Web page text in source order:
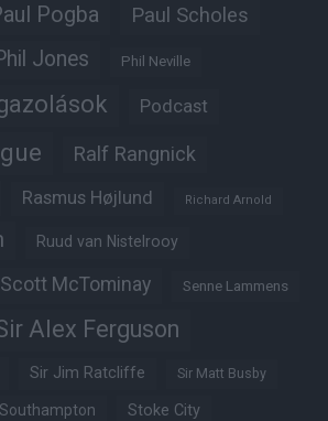
Pogba Paul Scholes
Jones Phil Neville
Podcast
Ralf Rangnick
Rasmus Højlund Richard Arnold
Ruud van Nistelrooy
Scott McTominay Senne Lammens
Alex Ferguson
Sir Jim Ratcliffe Sir Matt Busby
Southampton Stoke City